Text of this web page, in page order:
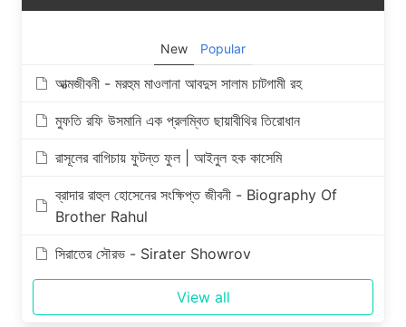
New Popular
আত্মজীবনী - মরহুম মাওলানা আবদুস সালাম চাটগামী রহ
মুফতি রফি উসমানি এক প্রলম্বিত ছায়াবীথির তিরোধান
রাসূলের বাগিচায় ফুটন্ত ফুল | আইনুল হক কাসেমি
ব্রাদার রাহুল হোসেনের সংক্ষিপ্ত জীবনী - Biography Of
Brother Rahul
সিরাতের সৌরভ - Sirater Showrov
View all